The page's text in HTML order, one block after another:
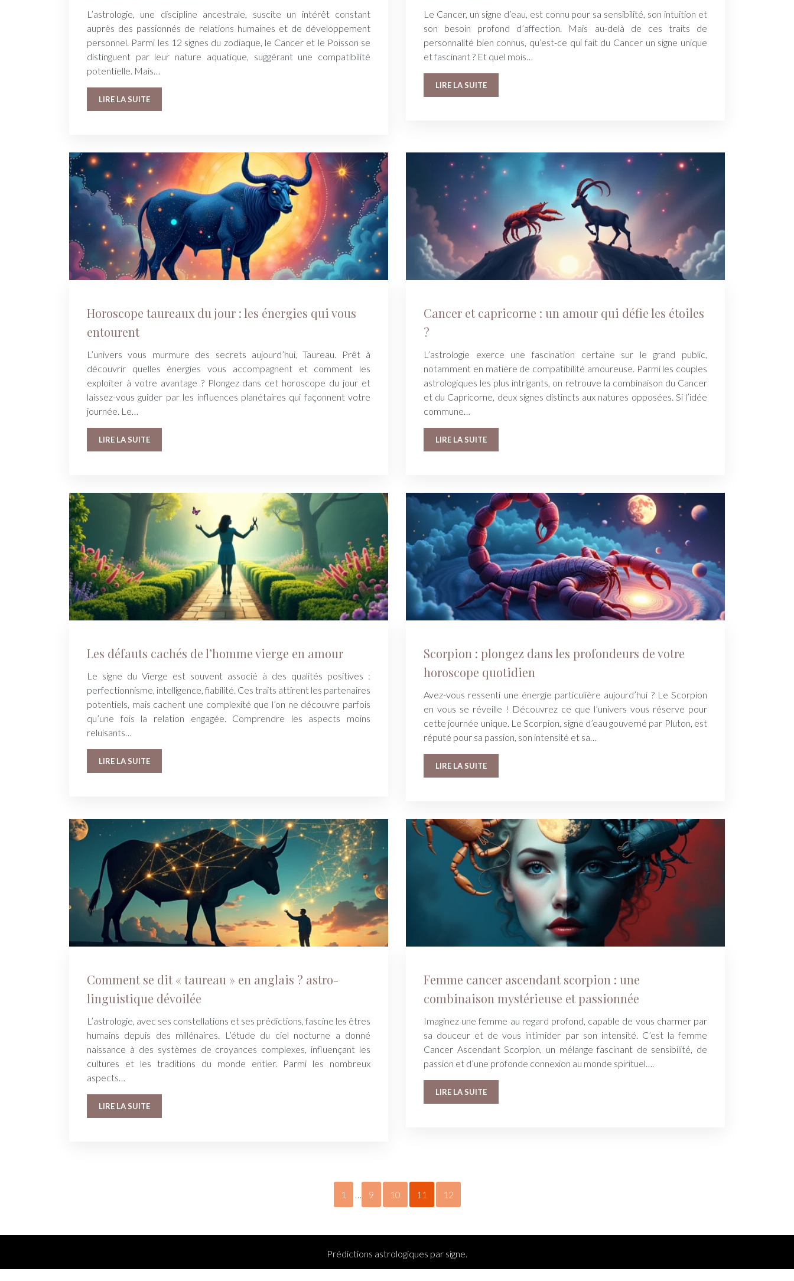
L’astrologie, une discipline ancestrale, suscite un intérêt constant
auprès des passionnés de relations humaines et de développement
personnel. Parmi les 12 signes du zodiaque, le Cancer et le Poisson se
distinguent par leur nature aquatique, suggérant une compatibilité
potentielle. Mais…
LIRE LA SUITE
Le Cancer, un signe d’eau, est connu pour sa sensibilité, son intuition et
son besoin profond d’affection. Mais au-delà de ces traits de
personnalité bien connus, qu’est-ce qui fait du Cancer un signe unique
et fascinant ? Et quel mois…
LIRE LA SUITE
Horoscope taureaux du jour : les énergies qui vous
entourent
L’univers vous murmure des secrets aujourd’hui, Taureau. Prêt à
découvrir quelles énergies vous accompagnent et comment les
exploiter à votre avantage ? Plongez dans cet horoscope du jour et
laissez-vous guider par les influences planétaires qui façonnent votre
journée. Le…
LIRE LA SUITE
Cancer et capricorne : un amour qui défie les étoiles
?
L’astrologie exerce une fascination certaine sur le grand public,
notamment en matière de compatibilité amoureuse. Parmi les couples
astrologiques les plus intrigants, on retrouve la combinaison du Cancer
et du Capricorne, deux signes distincts aux natures opposées. Si l’idée
commune…
LIRE LA SUITE
Les défauts cachés de l’homme vierge en amour
Le signe du Vierge est souvent associé à des qualités positives :
perfectionnisme, intelligence, fiabilité. Ces traits attirent les partenaires
potentiels, mais cachent une complexité que l’on ne découvre parfois
qu’une fois la relation engagée. Comprendre les aspects moins
reluisants…
LIRE LA SUITE
Scorpion : plongez dans les profondeurs de votre
horoscope quotidien
Avez-vous ressenti une énergie particulière aujourd’hui ? Le Scorpion
en vous se réveille ! Découvrez ce que l’univers vous réserve pour
cette journée unique. Le Scorpion, signe d’eau gouverné par Pluton, est
réputé pour sa passion, son intensité et sa…
LIRE LA SUITE
Comment se dit « taureau » en anglais ? astro-
linguistique dévoilée
L’astrologie, avec ses constellations et ses prédictions, fascine les êtres
humains depuis des millénaires. L’étude du ciel nocturne a donné
naissance à des systèmes de croyances complexes, influençant les
cultures et les traditions du monde entier. Parmi les nombreux
aspects…
LIRE LA SUITE
Femme cancer ascendant scorpion : une
combinaison mystérieuse et passionnée
Imaginez une femme au regard profond, capable de vous charmer par
sa douceur et de vous intimider par son intensité. C’est la femme
Cancer Ascendant Scorpion, un mélange fascinant de sensibilité, de
passion et d’une profonde connexion au monde spirituel….
LIRE LA SUITE
1 … 9 10 11 12
Prédictions astrologiques par signe.